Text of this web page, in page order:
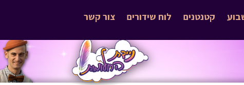
צור קשר לוח שידורים קטנטנים